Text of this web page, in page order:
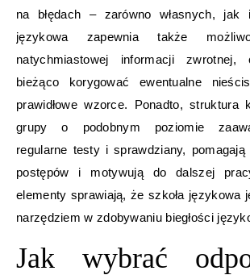
na błędach – zarówno własnych, jak
językowa zapewnia także
natychmiastowej informacji
bieżąco korygować ewentualne
prawidłowe wzorce. Ponadto, struktura
grupy o podobnym poziomie
regularne testy i sprawdziany,
postępów i motywują do dalszej
elementy sprawiają, że szkoła językowa
narzędziem w zdobywaniu biegłości
Jak wybrać